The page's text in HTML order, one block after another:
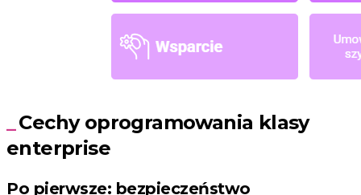
Cechy oprogramowania klasy
enterprise
Po pierwsze: bezpieczeństwo